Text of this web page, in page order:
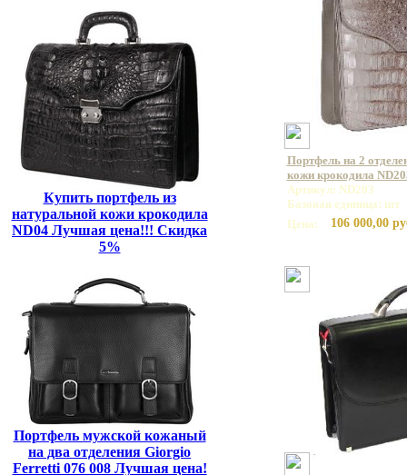
Купить портфель из
натуральной кожи крокодила
ND04 Лучшая цена!!! Скидка
5%
Портфель мужской кожаный
на два отделения Giorgio
Ferretti 076 008 Лучшая цена!
Портфель на 2
кожи крокодила
Артикул: ND203
Базовая единица: шт
Цена:
106 000,00